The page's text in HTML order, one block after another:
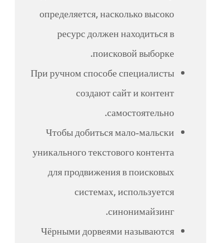
определяется, насколько высоко
ресурс должен находиться в
поисковой выборке.
При ручном способе специалисты
создают сайт и контент
самостоятельно.
Чтобы добиться мало-мальски
уникального текстового контента
для продвижения в поисковых
системах, используется
синонимайзинг.
Чёрными дорвеями называются